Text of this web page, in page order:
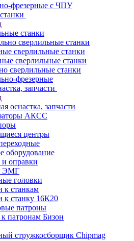
фрезерные с ЧПУ
станки
сверлильные станки
сверлильные станки
сверлильные станки
сверлильные станки
фрезерные
запчасти
оснастка, запчасти
АКСС
центры
оборудование
и оправки
ЭМГ
головки
к станкам
к станку 16К20
патроны
патронам Бизон
стружкосборщик Chipmag